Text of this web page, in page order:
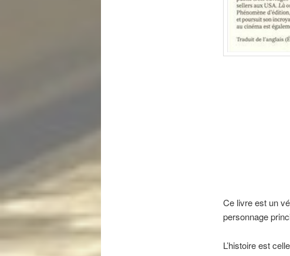
Ce livre est un
personnage
L’histoire est